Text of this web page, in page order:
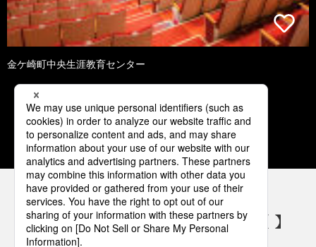
金ケ崎町中央生涯教育センター
1 2 3 4 5
パナソニックの電気設備 SNSアカウント